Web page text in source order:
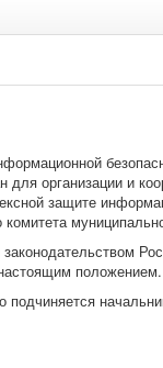
организации и
защите
положением.
подчиняется